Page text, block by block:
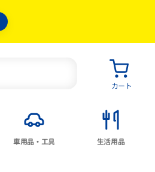
カート
車用品・工具 生活用品